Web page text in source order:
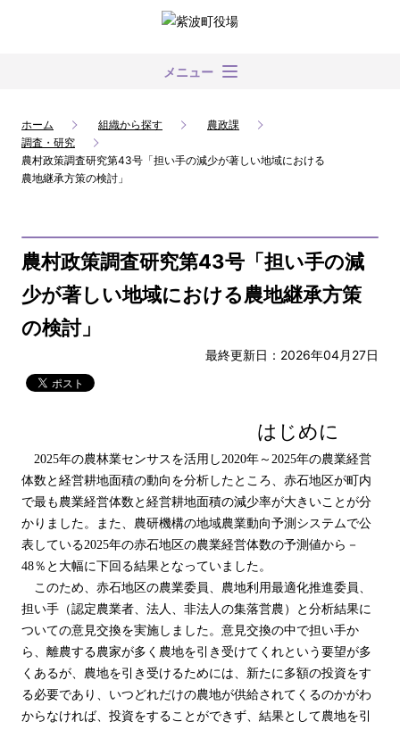
メニュー
ホーム 組織から探す
農政課
調査・研究
農村政策調査研究第43号「担い手の減少が著しい地域における
農地継承方策の検討」
農村政策調査研究第43号「担い手の減
少が著しい地域における農地継承方策
の検討」
最終更新日：2026年04月27日
はじめに
2025年の農林業センサスを活用し2020年～2025年の農業経営
体数と経営耕地面積の動向を分析したところ、赤石地区が町内
で最も農業経営体数と経営耕地面積の減少率が大きいことが分
かりました。また、農研機構の地域農業動向予測システムで公
表している2025年の赤石地区の農業経営体数の予測値から－
48％と大幅に下回る結果となっていました。
このため、赤石地区の農業委員、農地利用最適化推進委員、
担い手（認定農業者、法人、非法人の集落営農）と分析結果に
ついての意見交換を実施しました。意見交換の中で担い手か
ら、離農する農家が多く農地を引き受けてくれという要望が多
くあるが、農地を引き受けるためには、新たに多額の投資をす
る必要であり、いつどれだけの農地が供給されてくるのかがわ
からなければ、投資をすることができず、結果として農地を引